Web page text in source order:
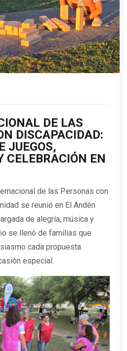
DE LAS
DISCAPACIDAD:
JUEGOS,
CELEBRACIÓN EN
de las Personas con
se reunió en El Andén
de alegría, música y
se llenó de familias que
cada propuesta
especial.